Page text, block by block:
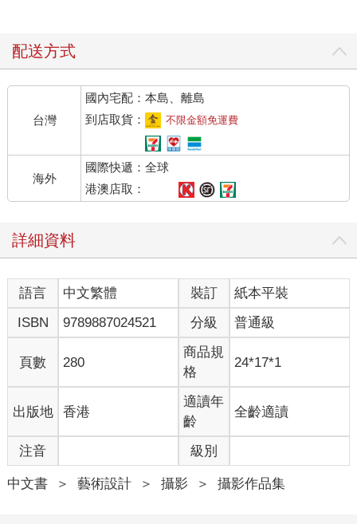
配送方式
台灣
國內宅配：本島、離島
到店取貨：
不限金額免運費
海外
國際快遞：全球
港澳店取：
詳細資料
語言 中文繁體 裝訂
紙本平裝
ISBN
9789887024521 分級 普通級
頁數 280
商品規
格
24*17*1
出版地 香港
適讀年
齡
全齡適讀
注音 級別
中文書 ＞ 藝術設計 ＞ 攝影 ＞ 攝影作品集